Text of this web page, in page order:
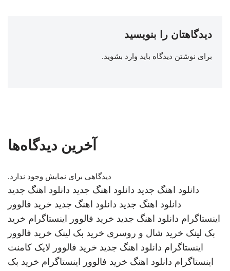
دیدگاهتان را بنویسید
برای نوشتن دیدگاه باید وارد بشوید.
آخرین دیدگاه‌ها
دیدگاهی برای نمایش وجود ندارد.
دانلود اهنگ جدید دانلود اهنگ جدید دانلود اهنگ جدید
دانلود اهنگ جدید دانلود اهنگ جدید خرید فالوور
اینستاگرام دانلود اهنگ جدید خرید فالوور اینستاگرام خرید
بک لینک خرید شال و روسری خرید بک لینک خرید فالوور
اینستاگرام دانلود اهنگ جدید خرید فالوور لایک کامنت
اینستاگرام دانلود اهنگ خرید فالوور اینستاگرام خرید بک